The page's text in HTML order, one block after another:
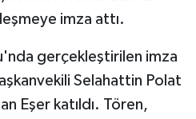
imza attı.
gerçekleştirilen imza
Selahattin Polat
Eşer katıldı. Tören,